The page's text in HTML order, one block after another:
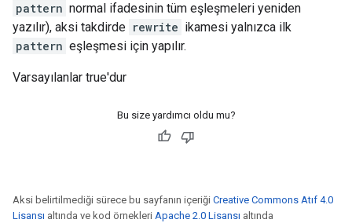
pattern normal ifadesinin tüm eşleşmeleri yeniden
yazılır), aksi takdirde rewrite ikamesi yalnızca ilk
pattern eşleşmesi için yapılır.
Varsayılanlar true'dur
Bu size yardımcı oldu mu?
Aksi belirtilmediği sürece bu sayfanın içeriği Creative Commons Atıf 4.0
Lisansı altında ve kod örnekleri Apache 2.0 Lisansı altında